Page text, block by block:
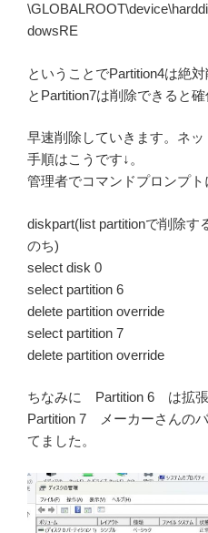
dowsRE
ということでPartition4は絶
とPartition7は削除できると
早速削除していきます。ネッ
手順はこうです↓。
管理者でコマンドプロンプト
diskpart(list partitionで削除す
のち)
select disk 0
select partition 6
delete partition override
select partition 7
delete partition override
ちなみに Partition 6 は拡張
Partition 7 メーカーさんの
てました。